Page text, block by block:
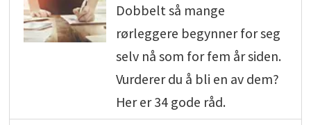
Dobbelt så mange
rørleggere begynner for seg
selv nå som for fem år siden.
Vurderer du å bli en av dem?
Her er 34 gode råd.